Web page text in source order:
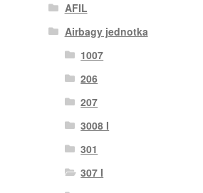
AFIL
Airbagy jednotka
1007
206
207
3008 I
301
307 I